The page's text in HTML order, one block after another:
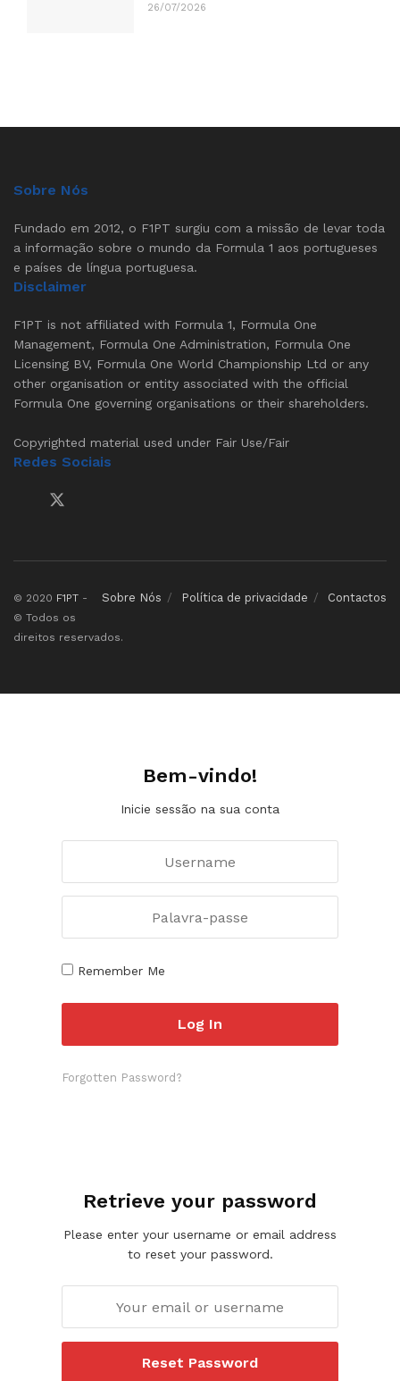
26/07/2026
Sobre Nós
Fundado em 2012, o F1PT surgiu com a missão de levar toda
a informação sobre o mundo da Formula 1 aos portugueses
e países de língua portuguesa.
Disclaimer
F1PT is not affiliated with Formula 1, Formula One
Management, Formula One Administration, Formula One
Licensing BV, Formula One World Championship Ltd or any
other organisation or entity associated with the official
Formula One governing organisations or their shareholders.
Copyrighted material used under Fair Use/Fair
Redes Sociais
Sobre Nós Política de privacidade Contactos
© 2020 F1PT -
© Todos os
direitos reservados.
Bem-vindo!
Inicie sessão na sua conta
Remember Me
Forgotten Password?
Retrieve your password
Please enter your username or email address
to reset your password.